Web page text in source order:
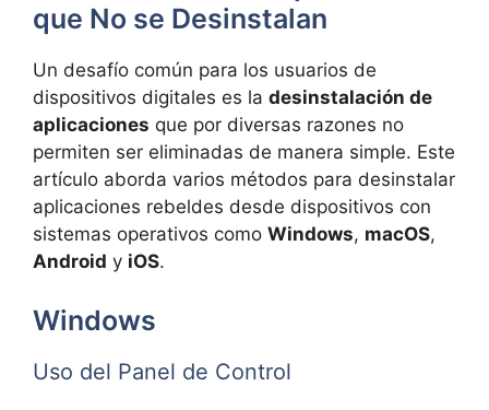
que No se Desinstalan
Un desafío común para los usuarios de
dispositivos digitales es la desinstalación de
aplicaciones que por diversas razones no
permiten ser eliminadas de manera simple. Este
artículo aborda varios métodos para desinstalar
aplicaciones rebeldes desde dispositivos con
sistemas operativos como Windows, macOS,
Android y iOS.
Windows
Uso del Panel de Control